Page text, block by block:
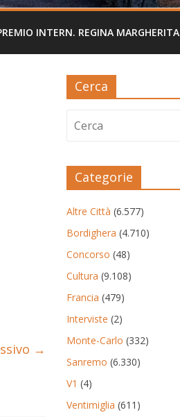
INTERN. REGINA MARGHERITA
→
Cerca
Categorie
Altre Città (6.577)
Bordighera (4.710)
Concorso (48)
Cultura (9.108)
Francia (479)
Interviste (2)
Monte-Carlo (332)
Sanremo (6.330)
V1 (4)
Ventimiglia (611)